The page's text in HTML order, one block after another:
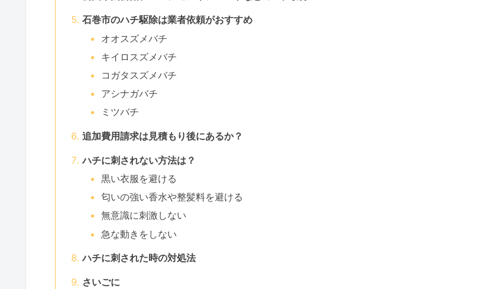
石巻市のハチ駆除は業者依頼がおすすめ
オオスズメバチ
キイロスズメバチ
コガタスズメバチ
アシナガバチ
ミツバチ
追加費用請求は見積もり後にあるか？
ハチに刺されない方法は？
黒い衣服を避ける
匂いの強い香水や整髪料を避ける
無意識に刺激しない
急な動きをしない
ハチに刺された時の対処法
さいごに